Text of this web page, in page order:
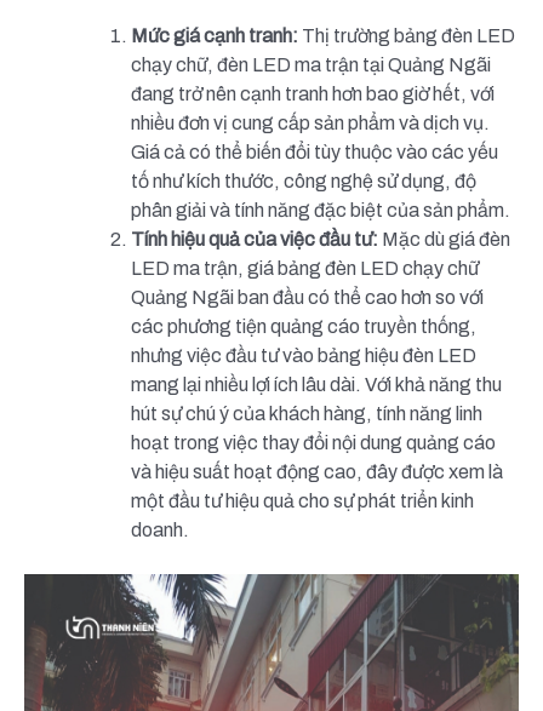
Mức giá cạnh tranh: Thị trường bảng đèn LED
chạy chữ, đèn LED ma trận tại Quảng Ngãi
đang trở nên cạnh tranh hơn bao giờ hết, với
nhiều đơn vị cung cấp sản phẩm và dịch vụ.
Giá cả có thể biến đổi tùy thuộc vào các yếu
tố như kích thước, công nghệ sử dụng, độ
phân giải và tính năng đặc biệt của sản phẩm.
Tính hiệu quả của việc đầu tư: Mặc dù giá đèn
LED ma trận, giá bảng đèn LED chạy chữ
Quảng Ngãi ban đầu có thể cao hơn so với
các phương tiện quảng cáo truyền thống,
nhưng việc đầu tư vào bảng hiệu đèn LED
mang lại nhiều lợi ích lâu dài. Với khả năng thu
hút sự chú ý của khách hàng, tính năng linh
hoạt trong việc thay đổi nội dung quảng cáo
và hiệu suất hoạt động cao, đây được xem là
một đầu tư hiệu quả cho sự phát triển kinh
doanh.